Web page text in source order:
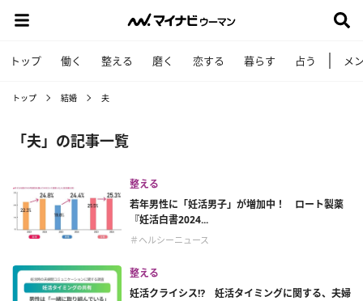
トップ 働く 整える 磨く 恋する 暮らす 占う メ
トップ 結婚 夫
「夫」の記事一覧
整える
若年男性に「妊活男子」が増加中！ ロート製薬
『妊活白書2024...
＃ヘルシーニュース
整える
妊活クライシス⁉ 妊活タイミングに関する、夫婦